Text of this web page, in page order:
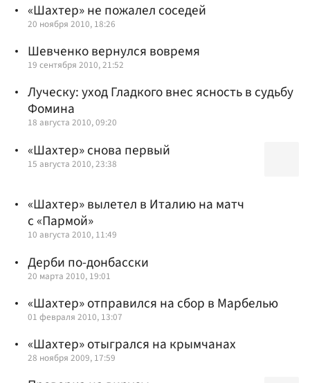
«Шахтер» не пожалел соседей
20 ноября 2010, 18:26
Шевченко вернулся вовремя
19 сентября 2010, 21:52
Луческу: уход Гладкого внес ясность в судьбу
Фомина
18 августа 2010, 09:20
«Шахтер» снова первый
15 августа 2010, 23:38
«Шахтер» вылетел в Италию на матч
с «Пармой»
10 августа 2010, 11:49
Дерби по-донбасски
20 марта 2010, 19:01
«Шахтер» отправился на сбор в Марбелью
01 февраля 2010, 13:07
«Шахтер» отыгрался на крымчанах
28 ноября 2009, 17:59